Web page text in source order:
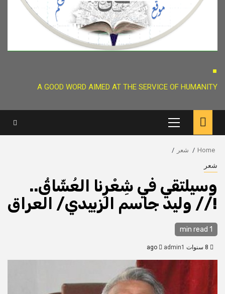
.
A GOOD WORD AIMED AT THE SERVICE OF HUMANITY
Primary
Menu
Home شعر
شعر
وسيلتقي في شِعْرِنا العُشّاقُ..
!// وليد جاسم الزبيدي/ العراق
1 min read
admin1